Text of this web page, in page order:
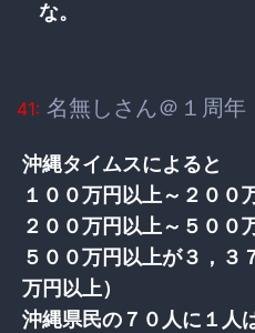
な。
41: 名無しさん＠１周年
沖縄タイムスによると
１００万円以上～２００
２００万円以上～５００
５００万円以上が３，３
万円以上）
沖縄県民の７０人に１人